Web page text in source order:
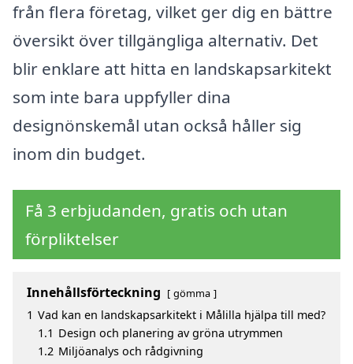
från flera företag, vilket ger dig en bättre
översikt över tillgängliga alternativ. Det
blir enklare att hitta en landskapsarkitekt
som inte bara uppfyller dina
designönskemål utan också håller sig
inom din budget.
Få 3 erbjudanden, gratis och utan
förpliktelser
Innehållsförteckning gömma
1 Vad kan en landskapsarkitekt i Målilla hjälpa till med?
1.1 Design och planering av gröna utrymmen
1.2 Miljöanalys och rådgivning